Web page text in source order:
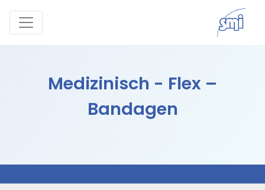
Medizinisch - Flex –
Bandagen